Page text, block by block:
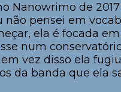
Nanowrimo de
pensei em
ela é focada
num
vez disso ela
da banda que ela